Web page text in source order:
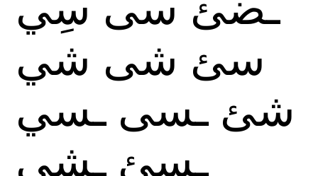
سئ شى شي
شئ ـسى ـسي
ـسئ ـشى